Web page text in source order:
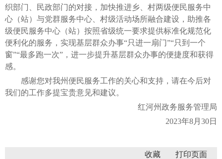
织部门、民政部门的对接，加快推进乡、村两级便民服务中
心（站）与党群服务中心、村级活动场所融合建设，助推各
级便民服务中心（站）按照省级统一要求提供标准化规范化
便利化的服务，实现基层群众办事“只进一扇门”“只到一个
窗”“最多跑一次”，进一步提升基层群众办事的便捷度和获得
感。
感谢您对我州便民服务工作的关心和支持，请在今后对
我们的工作多提宝贵意见和建议。
红河州政务服务管理局
2023年8月30日
收藏